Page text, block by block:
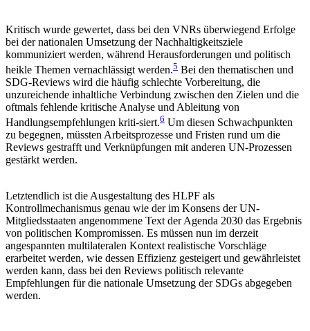
Kritisch wurde gewertet, dass bei den VNRs überwiegend Erfolge
bei der nationalen Umsetzung der Nachhaltigkeitsziele
kommuniziert werden, während Herausforderungen und politisch
heikle Themen vernachlässigt werden.5 Bei den thematischen und
SDG-Reviews wird die häufig schlechte Vorbereitung, die
unzureichende inhaltliche Verbindung zwischen den Zielen und die
oftmals fehlende kritische Analyse und Ableitung von
Handlungsempfehlungen kriti-siert.6 Um diesen Schwachpunkten
zu begegnen, müssten Arbeitsprozesse und Fristen rund um die
Reviews gestrafft und Verknüpfungen mit anderen UN-Prozessen
gestärkt werden.
Letztendlich ist die Ausgestaltung des HLPF als
Kontrollmechanismus genau wie der im Konsens der UN-
Mitgliedsstaaten angenommene Text der Agenda 2030 das Ergebnis
von politischen Kompromissen. Es müssen nun im derzeit
angespannten multilateralen Kontext realistische Vorschläge
erarbeitet werden, wie dessen Effizienz gesteigert und gewährleistet
werden kann, dass bei den Reviews politisch relevante
Empfehlungen für die nationale Umsetzung der SDGs abgegeben
werden.